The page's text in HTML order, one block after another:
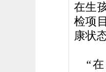
在生
检项
康状
“在